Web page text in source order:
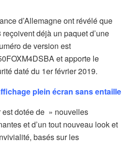
d’Allemagne ont révélé que
déjà un paquet d’une
de version est
et apporte le
daté du 1er février 2019.
plein écran sans entaille
dotée de » nouvelles
et d’un tout nouveau look et
basés sur les